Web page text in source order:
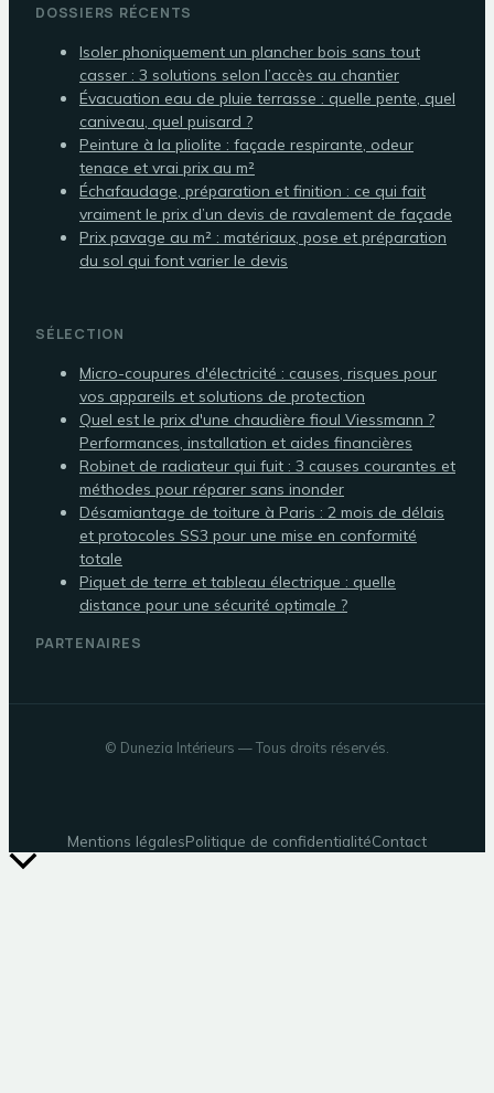
DOSSIERS RÉCENTS
Isoler phoniquement un plancher bois sans tout
casser : 3 solutions selon l’accès au chantier
Évacuation eau de pluie terrasse : quelle pente, quel
caniveau, quel puisard ?
Peinture à la pliolite : façade respirante, odeur
tenace et vrai prix au m²
Échafaudage, préparation et finition : ce qui fait
vraiment le prix d’un devis de ravalement de façade
Prix pavage au m² : matériaux, pose et préparation
du sol qui font varier le devis
SÉLECTION
Micro-coupures d'électricité : causes, risques pour
vos appareils et solutions de protection
Quel est le prix d'une chaudière fioul Viessmann ?
Performances, installation et aides financières
Robinet de radiateur qui fuit : 3 causes courantes et
méthodes pour réparer sans inonder
Désamiantage de toiture à Paris : 2 mois de délais
et protocoles SS3 pour une mise en conformité
totale
Piquet de terre et tableau électrique : quelle
distance pour une sécurité optimale ?
PARTENAIRES
© Dunezia Intérieurs — Tous droits réservés.
Mentions légalesPolitique de confidentialitéContact